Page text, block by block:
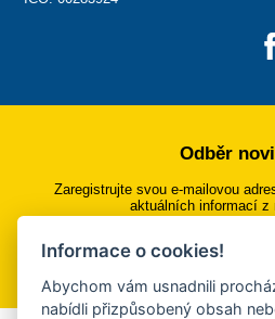
Odběr
Zaregistrujte svou e-mailovou
aktuálních informací z
Přihlásit se k
Informace o cookies!
Abychom vám usnadnili
nabídli přizpůsobený obsah